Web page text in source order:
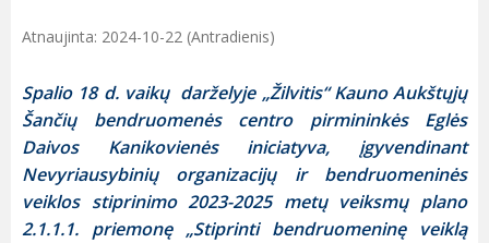
Atnaujinta: 2024-10-22 (Antradienis)
Spalio 18 d. vaikų darželyje „Žilvitis“ Kauno Aukštųjų
Šančių bendruomenės centro pirmininkės Eglės
Daivos Kanikovienės iniciatyva, įgyvendinant
Nevyriausybinių organizacijų ir bendruomeninės
veiklos stiprinimo 2023-2025 metų veiksmų plano
2.1.1.1. priemonę „Stiprinti bendruomeninę veiklą